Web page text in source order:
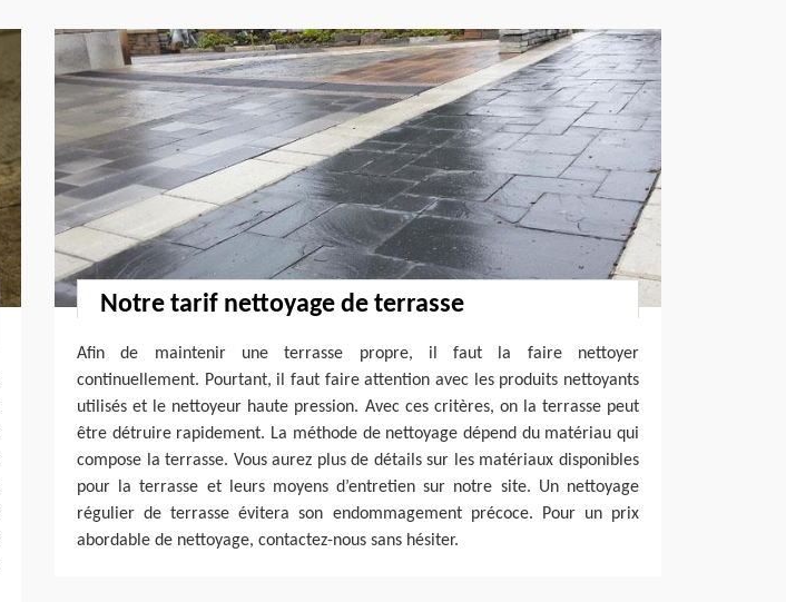
Notre tarif nettoyage de terrasse
Afin de maintenir une terrasse propre, il faut la faire nettoyer
continuellement. Pourtant, il faut faire attention avec les produits nettoyants
utilisés et le nettoyeur haute pression. Avec ces critères, on la terrasse peut
être détruire rapidement. La méthode de nettoyage dépend du matériau qui
compose la terrasse. Vous aurez plus de détails sur les matériaux disponibles
pour la terrasse et leurs moyens d’entretien sur notre site. Un nettoyage
régulier de terrasse évitera son endommagement précoce. Pour un prix
abordable de nettoyage, contactez-nous sans hésiter.